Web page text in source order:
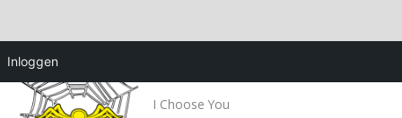
Inloggen
naar
content
I Choose You